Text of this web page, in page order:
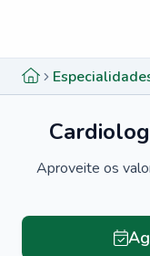
Aproveite os